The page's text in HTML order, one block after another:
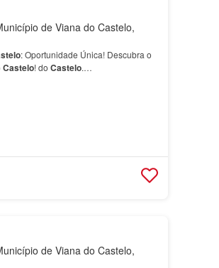
de Viana do Castelo,
: Oportunidade Única! Descubra o
Castelo! do Castelo.…
de Viana do Castelo,